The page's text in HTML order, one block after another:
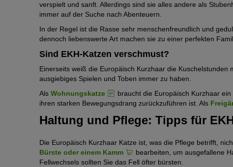
verspielt und sanft. Allerdings sind sie alles andere als
immer auf der Suche nach Abenteuern.
In der Regel ist die Rasse sehr menschenfreundlich und
dennoch liebenswerte Art machen sie zu einer perfekten
Sind EKH-Katzen verschmust?
Einerseits weiß die Europäisch Kurzhaar die
ausgiebiges Spielen und Toben immer zu haben.
Als Wohnungskatze
braucht die Europäisch Kurzhaar
ihren starken Bewegungsdrang zurückzuführen ist. Als
Haltung und Pflege: Tipps für
Die Europäisch Kurzhaar Katze ist, was die Pflege betrifft,
Bürste oder einem Kamm
bearbeiten, um ausgefallene
Fellwechsels sollten Sie das Fell öfter bürsten.